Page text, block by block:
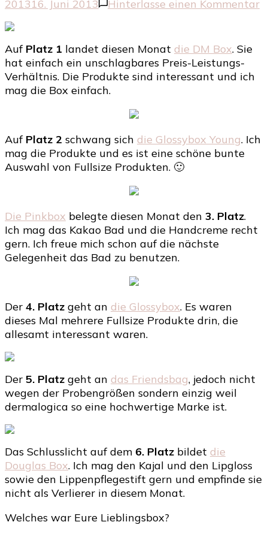
201316. Juni 2013 Hinterlasse einen Kommentar
Auf Platz 1 landet diesen Monat die DM Box. Sie
hat einfach ein unschlagbares Preis-Leistungs-
Verhältnis. Die Produkte sind interessant und ich
mag die Box einfach.
Auf Platz 2 schwang sich die Glossybox Young. Ich
mag die Produkte und es ist eine schöne bunte
Auswahl von Fullsize Produkten. 🙂
Die Pinkbox belegte diesen Monat den 3. Platz.
Ich mag das Kakao Bad und die Handcreme recht
gern. Ich freue mich schon auf die nächste
Gelegenheit das Bad zu benutzen.
Der 4. Platz geht an die Glossybox. Es waren
dieses Mal mehrere Fullsize Produkte drin, die
allesamt interessant waren.
Der 5. Platz geht an das Friendsbag, jedoch nicht
wegen der Probengrößen sondern einzig weil
dermalogica so eine hochwertige Marke ist.
Das Schlusslicht auf dem 6. Platz bildet die
Douglas Box. Ich mag den Kajal und den Lipgloss
sowie den Lippenpflegestift gern und empfinde sie
nicht als Verlierer in diesem Monat.
Welches war Eure Lieblingsbox?